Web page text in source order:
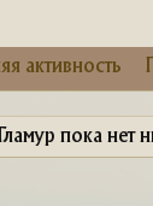
активность
пока нет